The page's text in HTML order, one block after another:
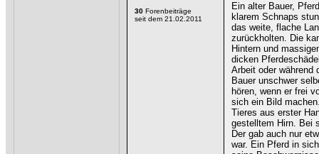
30 Forenbeiträge
seit dem 21.02.2011
Ein alter Bauer,
klarem Schnaps
das weite, flache
zurückholten. Die
Hintern und
dicken
Arbeit oder während
Bauer unschwer
hören, wenn er frei
sich ein Bild
Tieres aus erster
gestelltem Hirn. Bei
Der gab auch nur
war. Ein Pferd in